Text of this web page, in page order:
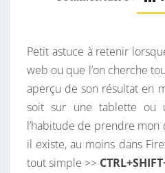
S
I
F
T
+
M
,
L
Petit astuce à retenir
web ou que l’on cherche
aperçu de son résultat en
soit sur une tablette ou
l’habitude de prendre
il existe, au moins dans
tout simple >>